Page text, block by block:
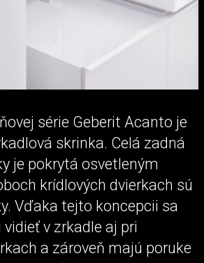
série Geberit Acanto je
skrinka. Celá zadná
je pokrytá osvetleným
krídlových dvierkach sú
Vďaka tejto koncepcii sa
v zrkadle aj pri
a zároveň majú poruke